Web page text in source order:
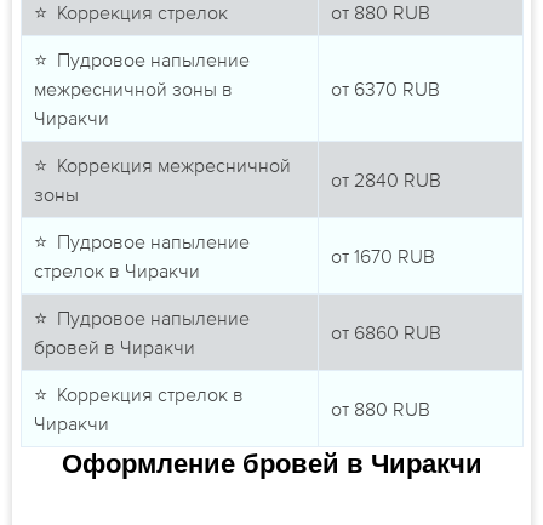
⭐ Коррекция стрелок от 880 RUB
⭐ Пудровое напыление
межресничной зоны в
Чиракчи
от 6370 RUB
⭐ Коррекция межресничной
зоны
от 2840 RUB
⭐ Пудровое напыление
стрелок в Чиракчи
от 1670 RUB
⭐ Пудровое напыление
бровей в Чиракчи
от 6860 RUB
⭐ Коррекция стрелок в
Чиракчи
от 880 RUB
Оформление бровей в Чиракчи